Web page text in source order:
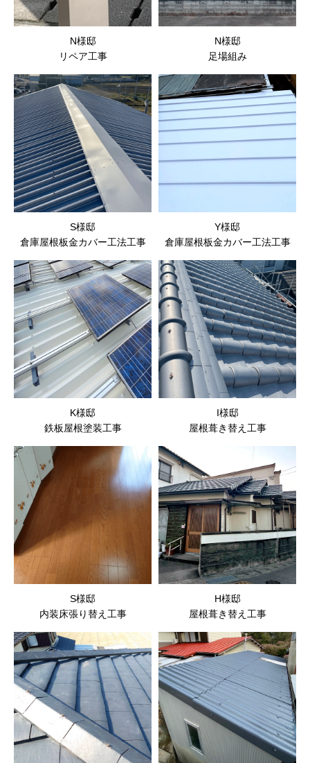
N様邸
リペア工事
N様邸
足場組み
S様邸
倉庫屋根板金カバー工法工事
Y様邸
倉庫屋根板金カバー工法工事
K様邸
鉄板屋根塗装工事
I様邸
屋根葺き替え工事
S様邸
内装床張り替え工事
H様邸
屋根葺き替え工事